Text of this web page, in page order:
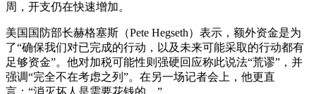
周，开支仍在快速增加。
美国国防部长赫格塞斯（Pete Hegseth）表示，额外资金是为
了“确保我们对已完成的行动，以及未来可能采取的行动都有
足够资金”。他对加税可能性则强硬回应称此说法“荒谬”，并
强调“完全不在考虑之列”。在另一场记者会上，他更直
言：“消灭坏人是需要花钱的。”